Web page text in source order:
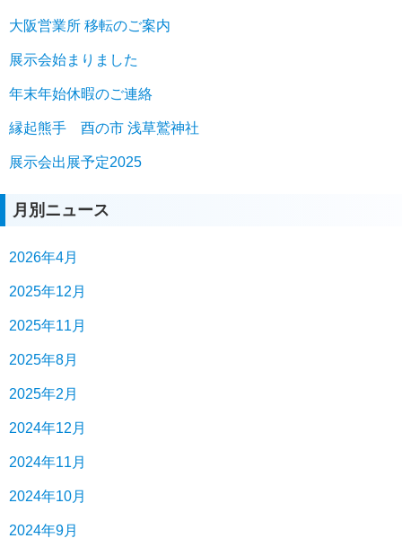
大阪営業所 移転のご案内
展示会始まりました
年末年始休暇のご連絡
縁起熊手 酉の市 浅草鷲神社
展示会出展予定2025
月別ニュース
2026年4月
2025年12月
2025年11月
2025年8月
2025年2月
2024年12月
2024年11月
2024年10月
2024年9月